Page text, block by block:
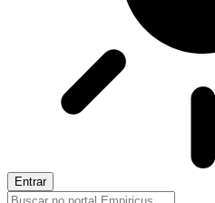
Entrar